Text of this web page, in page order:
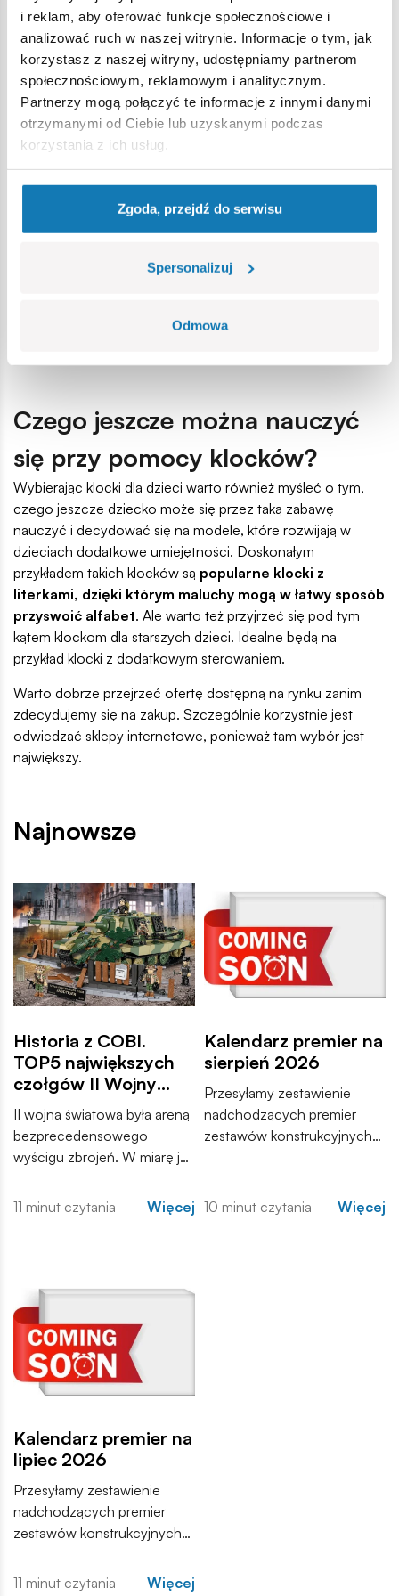
i reklam, aby oferować funkcje społecznościowe i
analizować ruch w naszej witrynie. Informacje o tym, jak
korzystasz z naszej witryny, udostępniamy partnerom
społecznościowym, reklamowym i analitycznym.
Partnerzy mogą połączyć te informacje z innymi danymi
otrzymanymi od Ciebie lub uzyskanymi podczas
korzystania z ich usług.
Zgoda, przejdź do serwisu
Spersonalizuj
Odmowa
Czego jeszcze można nauczyć
się przy pomocy klocków?
Wybierając klocki dla dzieci warto również myśleć o tym,
czego jeszcze dziecko może się przez taką zabawę
nauczyć i decydować się na modele, które rozwijają w
dzieciach dodatkowe umiejętności. Doskonałym
przykładem takich klocków są popularne klocki z
literkami, dzięki którym maluchy mogą w łatwy sposób
przyswoić alfabet. Ale warto też przyjrzeć się pod tym
kątem klockom dla starszych dzieci. Idealne będą na
przykład klocki z dodatkowym sterowaniem.
Warto dobrze przejrzeć ofertę dostępną na rynku zanim
zdecydujemy się na zakup. Szczególnie korzystnie jest
odwiedzać sklepy internetowe, ponieważ tam wybór jest
największy.
Najnowsze
Historia z COBI.
TOP5 największych
czołgów II Wojny
Światowej
II wojna światowa była areną
bezprecedensowego
wyścigu zbrojeń. W miarę jak
inżynierowie po obu
stronach frontu dążyli do
11 minut czytania Więcej
Kalendarz premier na
sierpień 2026
Przesyłamy zestawienie
nadchodzących premier
zestawów konstrukcyjnych
kontynuacje popularnych
serii, jak i zupełnie nowe
10 minut czytania Więcej
Kalendarz premier na
lipiec 2026
Przesyłamy zestawienie
nadchodzących premier
zestawów konstrukcyjnych
znajdują się zarówno
11 minut czytania Więcej